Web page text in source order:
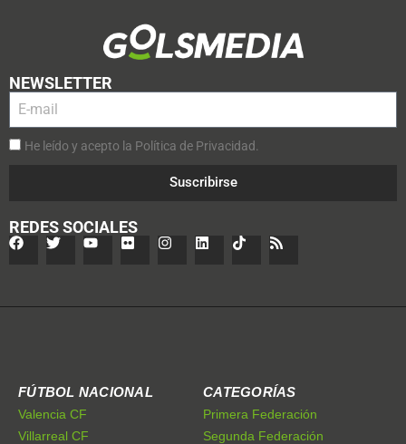
NEWSLETTER
He leído y acepto la Política de Privacidad.
Suscribirse
REDES SOCIALES
FÚTBOL NACIONAL
Valencia CF
Villarreal CF
CATEGORÍAS
Primera Federación
Segunda Federación